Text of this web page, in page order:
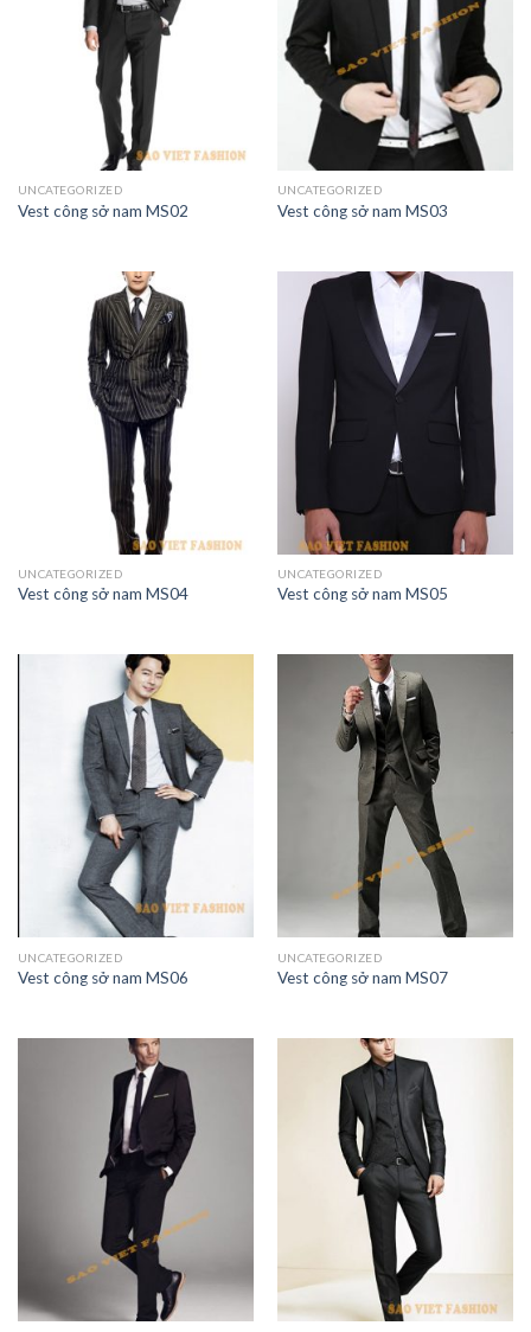
UNCATEGORIZED
Vest công sở nam MS02
UNCATEGORIZED
Vest công sở nam MS03
UNCATEGORIZED
Vest công sở nam MS04
UNCATEGORIZED
Vest công sở nam MS05
UNCATEGORIZED
Vest công sở nam MS06
UNCATEGORIZED
Vest công sở nam MS07